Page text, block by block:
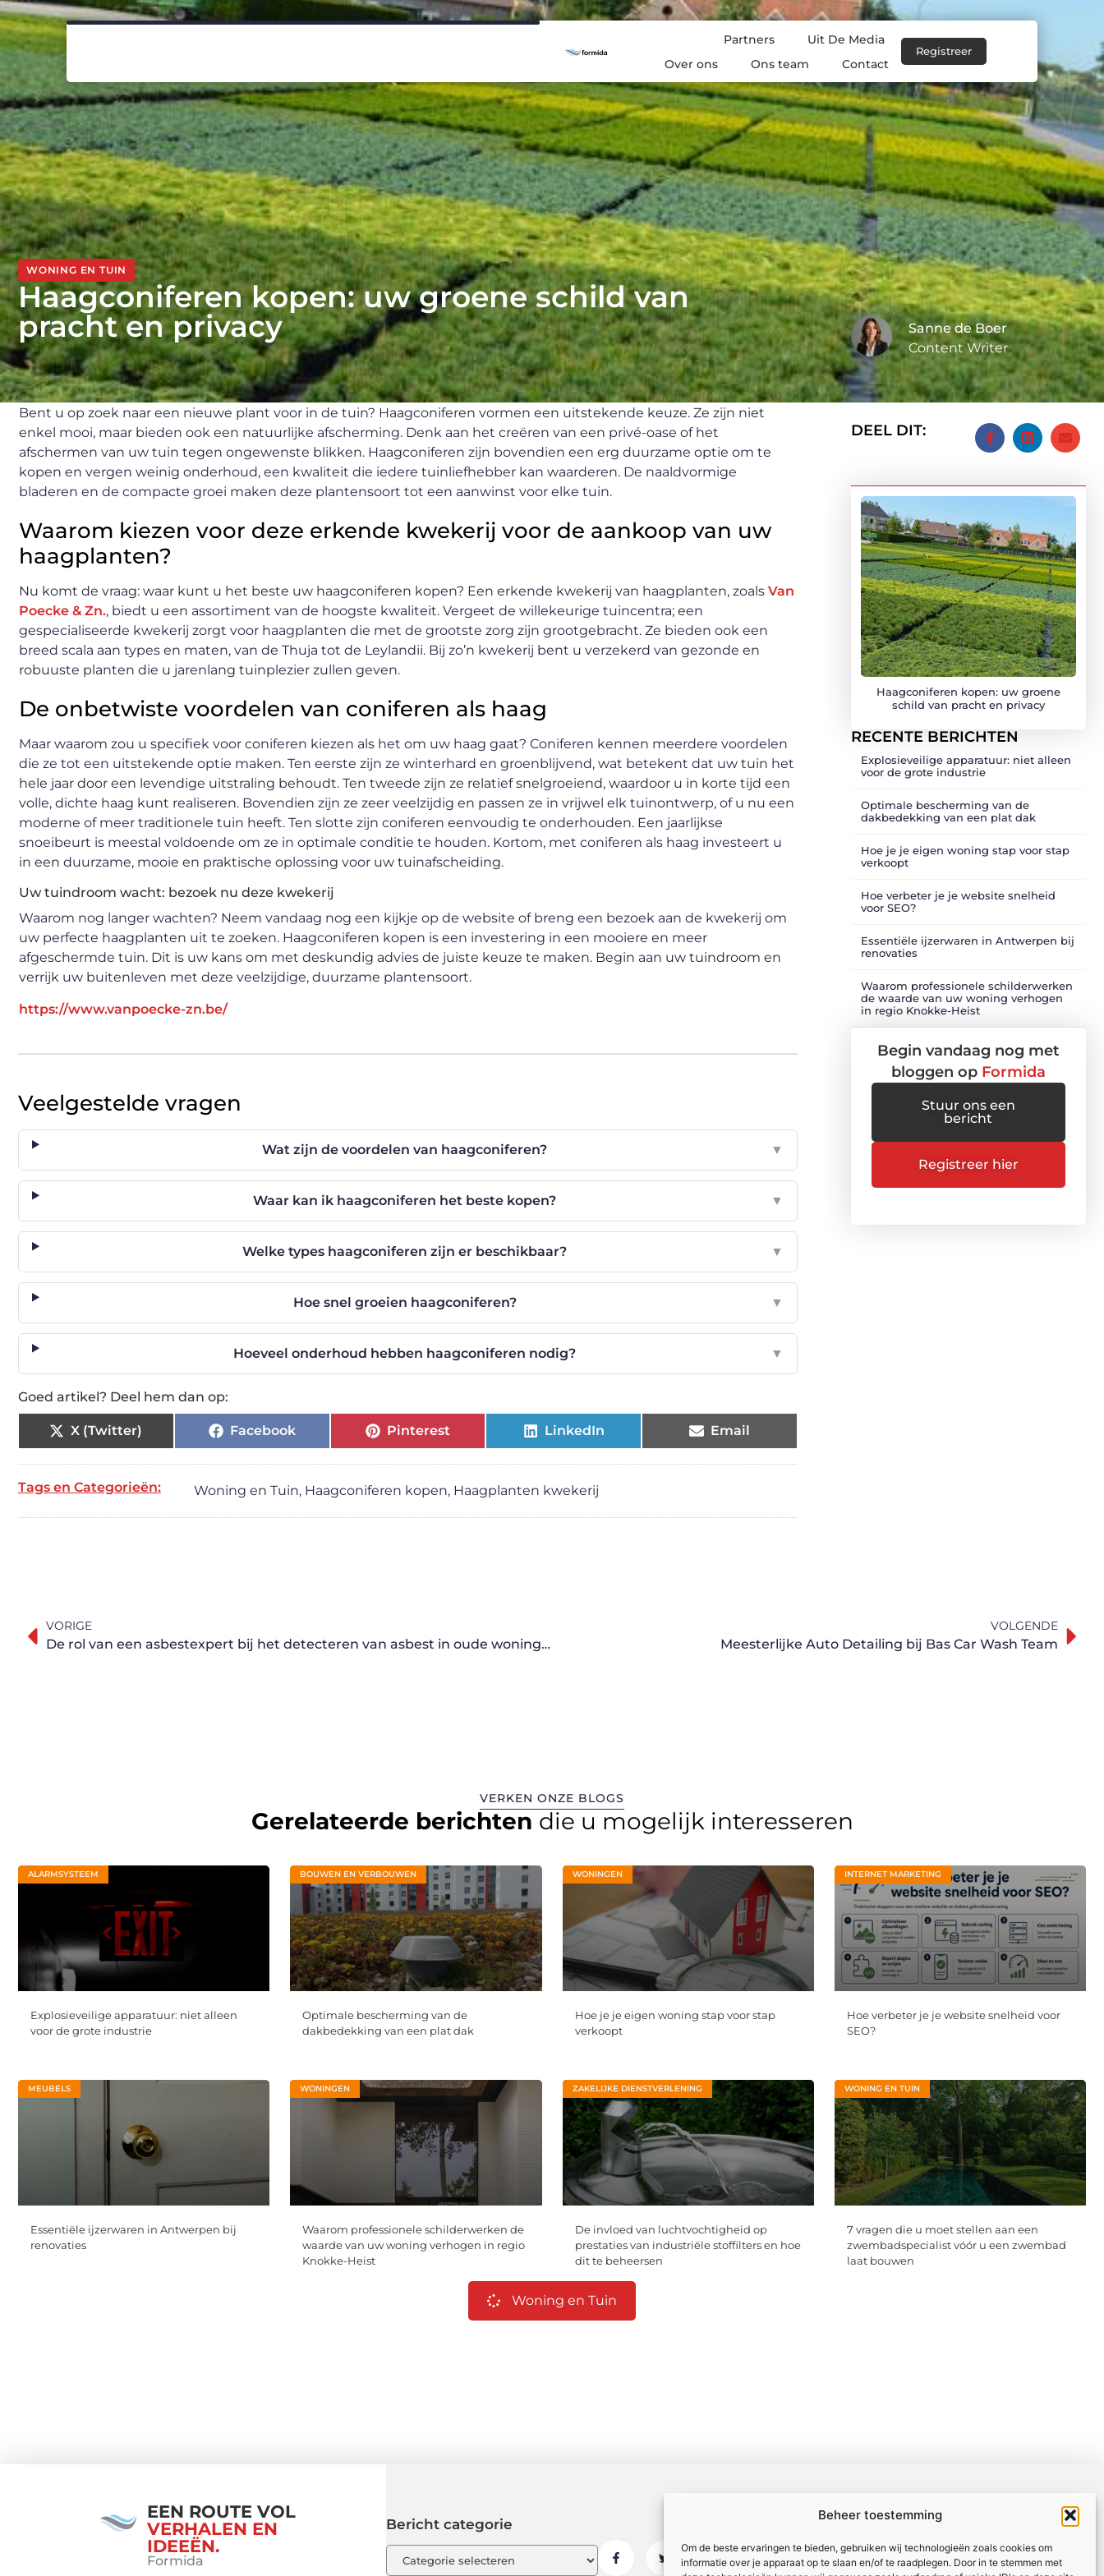
Beheer toestemming
Om de beste ervaringen te bieden, gebruiken wij technologieën zoals cookies om
informatie over je apparaat op te slaan en/of te raadplegen. Door in te stemmen met
Partners
Uit De Media
Over ons
Ons team Contact
Registreer
WONING EN TUIN
Haagconiferen kopen: uw groene schild van
pracht en privacy
Sanne de Boer
Content Writer
Bent u op zoek naar een nieuwe plant voor in de tuin? Haagconiferen vormen een uitstekende keuze. Ze zijn niet
enkel mooi, maar bieden ook een natuurlijke afscherming. Denk aan het creëren van een privé-oase of het
afschermen van uw tuin tegen ongewenste blikken. Haagconiferen zijn bovendien een erg duurzame optie om te
kopen en vergen weinig onderhoud, een kwaliteit die iedere tuinliefhebber kan waarderen. De naaldvormige
bladeren en de compacte groei maken deze plantensoort tot een aanwinst voor elke tuin.
Waarom kiezen voor deze erkende kwekerij voor de aankoop van uw
haagplanten?
Nu komt de vraag: waar kunt u het beste uw haagconiferen kopen? Een erkende kwekerij van haagplanten, zoals Van
Poecke & Zn., biedt u een assortiment van de hoogste kwaliteit. Vergeet de willekeurige tuincentra; een
gespecialiseerde kwekerij zorgt voor haagplanten die met de grootste zorg zijn grootgebracht. Ze bieden ook een
breed scala aan types en maten, van de Thuja tot de Leylandii. Bij zo’n kwekerij bent u verzekerd van gezonde en
robuuste planten die u jarenlang tuinplezier zullen geven.
De onbetwiste voordelen van coniferen als haag
Maar waarom zou u specifiek voor coniferen kiezen als het om uw haag gaat? Coniferen kennen meerdere voordelen
die ze tot een uitstekende optie maken. Ten eerste zijn ze winterhard en groenblijvend, wat betekent dat uw tuin het
hele jaar door een levendige uitstraling behoudt. Ten tweede zijn ze relatief snelgroeiend, waardoor u in korte tijd een
volle, dichte haag kunt realiseren. Bovendien zijn ze zeer veelzijdig en passen ze in vrijwel elk tuinontwerp, of u nu een
moderne of meer traditionele tuin heeft. Ten slotte zijn coniferen eenvoudig te onderhouden. Een jaarlijkse
snoeibeurt is meestal voldoende om ze in optimale conditie te houden. Kortom, met coniferen als haag investeert u
in een duurzame, mooie en praktische oplossing voor uw tuinafscheiding.
Uw tuindroom wacht: bezoek nu deze kwekerij
Waarom nog langer wachten? Neem vandaag nog een kijkje op de website of breng een bezoek aan de kwekerij om
uw perfecte haagplanten uit te zoeken. Haagconiferen kopen is een investering in een mooiere en meer
afgeschermde tuin. Dit is uw kans om met deskundig advies de juiste keuze te maken. Begin aan uw tuindroom en
verrijk uw buitenleven met deze veelzijdige, duurzame plantensoort.
https://www.vanpoecke-zn.be/
Veelgestelde vragen
Wat zijn de voordelen van haagconiferen? ▼
Waar kan ik haagconiferen het beste kopen? ▼
Welke types haagconiferen zijn er beschikbaar? ▼
Hoe snel groeien haagconiferen? ▼
Hoeveel onderhoud hebben haagconiferen nodig? ▼
Goed artikel? Deel hem dan op:
X (Twitter) Facebook Pinterest LinkedIn Email
Tags en Categorieën: Woning en Tuin, Haagconiferen kopen, Haagplanten kwekerij
DEEL DIT:
Haagconiferen kopen: uw groene
schild van pracht en privacy
RECENTE BERICHTEN
Explosieveilige apparatuur: niet alleen
voor de grote industrie
Optimale bescherming van de
dakbedekking van een plat dak
Hoe je je eigen woning stap voor stap
verkoopt
Hoe verbeter je je website snelheid
voor SEO?
Essentiële ijzerwaren in Antwerpen bij
renovaties
Waarom professionele schilderwerken
de waarde van uw woning verhogen
in regio Knokke-Heist
Begin vandaag nog met
bloggen op Formida
Stuur ons een
bericht
Registreer hier
VORIGE
De rol van een asbestexpert bij het detecteren van asbest in oude woningen
VOLGENDE
Meesterlijke Auto Detailing bij Bas Car Wash Team
VERKEN ONZE BLOGS
Gerelateerde berichten die u mogelijk interesseren
ALARMSYSTEEM
Explosieveilige apparatuur: niet alleen
voor de grote industrie
BOUWEN EN VERBOUWEN
Optimale bescherming van de
dakbedekking van een plat dak
WONINGEN
Hoe je je eigen woning stap voor stap
verkoopt
INTERNET MARKETING
Hoe verbeter je je website snelheid voor
SEO?
MEUBELS
Essentiële ijzerwaren in Antwerpen bij
renovaties
WONINGEN
Waarom professionele schilderwerken de
waarde van uw woning verhogen in regio
Knokke-Heist
ZAKELIJKE DIENSTVERLENING
De invloed van luchtvochtigheid op
prestaties van industriële stoffilters en hoe
dit te beheersen
WONING EN TUIN
7 vragen die u moet stellen aan een
zwembadspecialist vóór u een zwembad
laat bouwen
Woning en Tuin
EEN ROUTE VOL
VERHALEN EN
IDEEËN.
Formida
Bericht categorie